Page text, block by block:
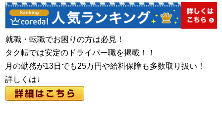
就職・転職でお困りの方は必見！
タク転では安定のドライバー職を掲載！！
月の勤務が13日でも25万円や給料保障も多数取り扱い！
詳しくは↓